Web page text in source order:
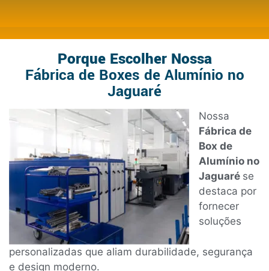
Porque Escolher Nossa
Fábrica de Boxes de Alumínio no
Jaguaré
Nossa
Fábrica de
Box de
Alumínio no
Jaguaré se
destaca por
fornecer
soluções
personalizadas que aliam durabilidade, segurança
e design moderno.